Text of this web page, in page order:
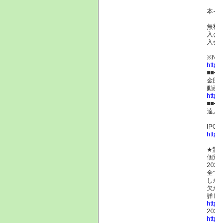
本
無
金
動
達
★
個
全
欠
詳